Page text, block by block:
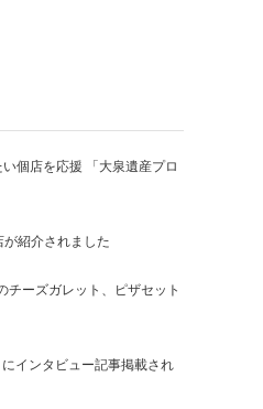
個店を応援 「大泉遺産プロ
紹介されました
チーズガレット、ピザセット
インタビュー記事掲載され